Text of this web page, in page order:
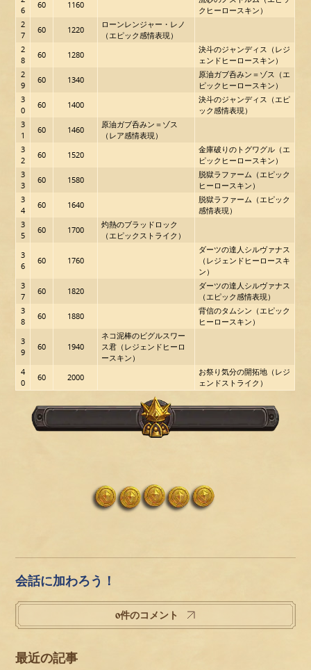
6
60 1160
クヒーロースキン）
2
7
60 1220
ローンレンジャー・レノ
（エピック感情表現）
2
8
60 1280
決斗のジャンディス（レジ
ェンドヒーロースキン）
2
9
60 1340
原油ガブ呑みン＝ゾス（エ
ピックヒーロースキン）
3
0
60 1400
決斗のジャンディス（エピ
ック感情表現）
3
1
60 1460
原油ガブ呑みン＝ゾス
（レア感情表現）
3
2
60 1520
金庫破りのトグワグル（エ
ピックヒーロースキン）
3
3
60 1580
脱獄ラファーム（エピック
ヒーロースキン）
3
4
60 1640
脱獄ラファーム（エピック
感情表現）
3
5
60 1700
灼熱のブラッドロック
（エピックストライク）
3
6
60 1760
ダーツの達人シルヴァナス
（レジェンドヒーロースキ
ン）
3
7
60 1820
ダーツの達人シルヴァナス
（エピック感情表現）
3
8
60 1880
背信のタムシン（エピック
ヒーロースキン）
3
9
60 1940
ネコ泥棒のビグルスワー
ス君（レジェンドヒーロ
ースキン）
4
0
60 2000
お祭り気分の開拓地（レジ
ェンドストライク）
会話に加わろう！
0件のコメント
最近の記事